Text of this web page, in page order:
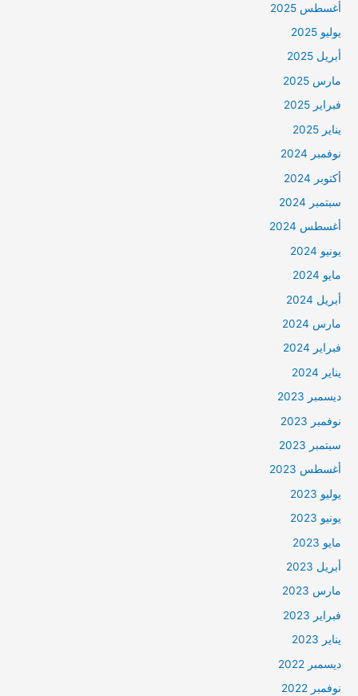
أغسطس 2025
يوليو 2025
أبريل 2025
مارس 2025
فبراير 2025
يناير 2025
نوفمبر 2024
أكتوبر 2024
سبتمبر 2024
أغسطس 2024
يونيو 2024
مايو 2024
أبريل 2024
مارس 2024
فبراير 2024
يناير 2024
ديسمبر 2023
نوفمبر 2023
سبتمبر 2023
أغسطس 2023
يوليو 2023
يونيو 2023
مايو 2023
أبريل 2023
مارس 2023
فبراير 2023
يناير 2023
ديسمبر 2022
نوفمبر 2022